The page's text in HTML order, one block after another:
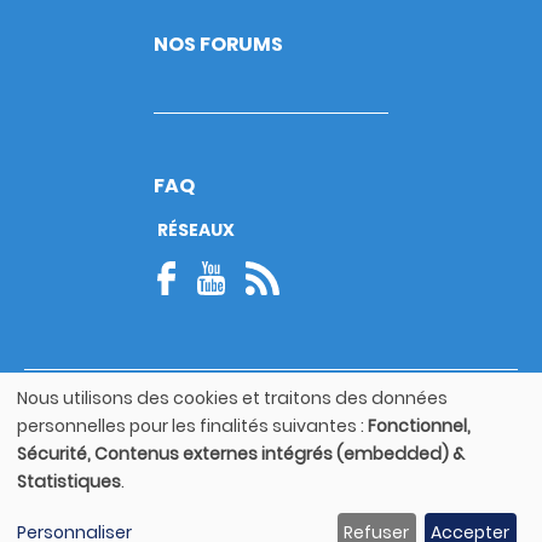
NOS FORUMS
FAQ
RÉSEAUX
© Copyright 2026
Footer
bottom
Mentions légales
Utilisation
des
données
personnelles
et
Nous utilisons des cookies et traitons des données
personnelles pour les finalités suivantes : Fonctionnel,
Sécurité, Contenus externes intégrés (embedded) &
Statistiques.
Personnaliser Refuser Accepter